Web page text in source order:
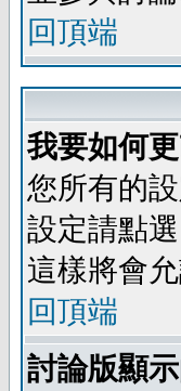
回頂端
我要如何
您所有的
設定請點選
這樣將會
回頂端
討論版顯